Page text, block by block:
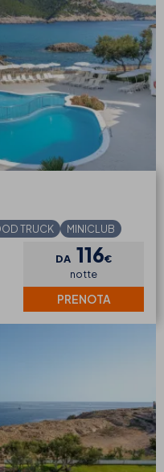
TRUCK MINICLUB
DA 116€
notte
PRENOTA